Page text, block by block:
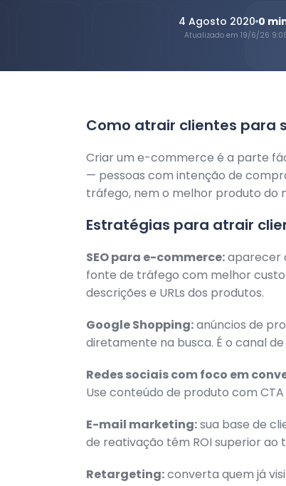
4 Agosto 2020 0
Atualizado em 19/6/26
Como atrair clientes para
Criar um e-commerce é a parte
— pessoas com intenção de
tráfego, nem o melhor produto do
Estratégias para atrair
SEO para e-commerce:aparecer
fonte de tráfego com melhor
descrições e URLs dos produtos.
Google Shopping:anúncios de
diretamente na busca. É o canal
Redes sociais com foco em
Use conteúdo de produto com
E-mail marketing:sua base de
de reativação têm ROI superior ao
Retargeting:converta quem já